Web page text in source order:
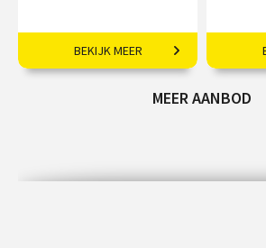
Van jugendstil-herenhuizen
tot het ‘Tuschinski-theater’
van het oosten.
BEKIJK MEER
'Nieuwe
€ 69,00
MEER AANBOD